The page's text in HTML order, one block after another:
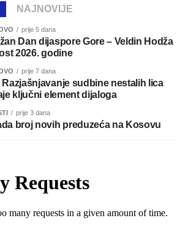
NAJNOVIJE
prije 5 dana
Dan dijaspore Gore – Veldin Hodža
2026. godine
prije 7 dana
Razjašnjavanje sudbine nestalih lica
ključni element dijaloga
prije 3 dana
broj novih preduzeća na Kosovu